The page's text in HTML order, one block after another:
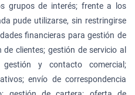
grupos de interés; frente a los
pude utilizarse, sin restringirse
financieras para gestión de
clientes; gestión de servicio al
gestión y contacto comercial;
envío de correspondencia